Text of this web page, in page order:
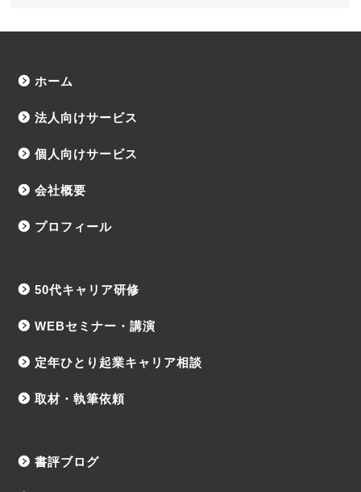
ホーム
法人向けサービス
個人向けサービス
会社概要
プロフィール
50代キャリア研修
WEBセミナー・講演
定年ひとり起業キャリア相談
取材・執筆依頼
書評ブログ